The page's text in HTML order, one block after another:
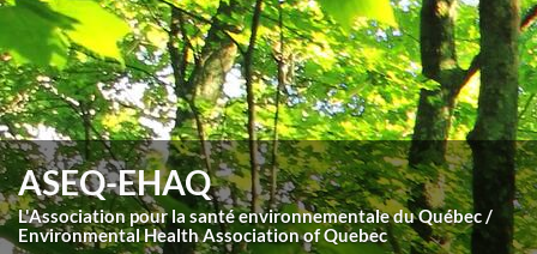
ASEQ-EHAQ
L'Association pour la santé environnementale du Québec /
Environmental Health Association of Quebec